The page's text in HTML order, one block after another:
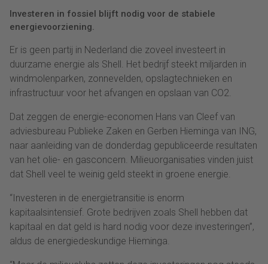
Investeren in fossiel blijft nodig voor de stabiele
energievoorziening.
Er is geen partij in Nederland die zoveel investeert in
duurzame energie als Shell. Het bedrijf steekt miljarden in
windmolenparken, zonnevelden, opslagtechnieken en
infrastructuur voor het afvangen en opslaan van CO2.
Dat zeggen de energie-economen Hans van Cleef van
adviesbureau Publieke Zaken en Gerben Hieminga van ING,
naar aanleiding van de donderdag gepubliceerde resultaten
van het olie- en gasconcern. Milieuorganisaties vinden juist
dat Shell veel te weinig geld steekt in groene energie.
“Investeren in de energietransitie is enorm
kapitaalsintensief. Grote bedrijven zoals Shell hebben dat
kapitaal en dat geld is hard nodig voor deze investeringen”,
aldus de energiedeskundige Hieminga.